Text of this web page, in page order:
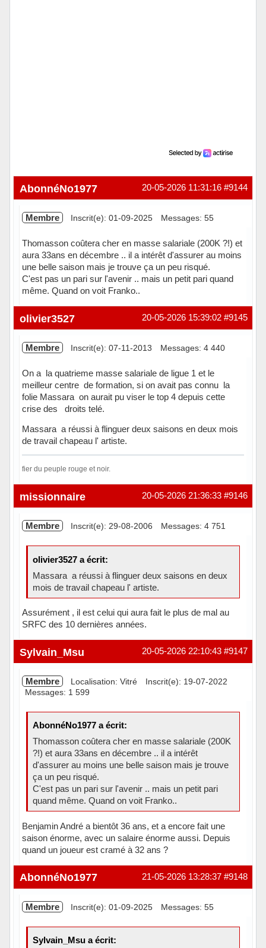
#9144
20-05-2026 11:31:16
AbonnéNo1977
Membre Inscrit(e): 01-09-2025 Messages: 55
Thomasson coûtera cher en masse salariale (200K ?!) et
aura 33ans en décembre .. il a intérêt d'assurer au moins
une belle saison mais je trouve ça un peu risqué.
C'est pas un pari sur l'avenir .. mais un petit pari quand
même. Quand on voit Franko..
Hors ligne #9145
20-05-2026 15:39:02
olivier3527
Membre Inscrit(e): 07-11-2013 Messages: 4 440
On a la quatrieme masse salariale de ligue 1 et le
meilleur centre de formation, si on avait pas connu la
folie Massara on aurait pu viser le top 4 depuis cette
crise des droits telé.
Massara a réussi à flinguer deux saisons en deux mois
de travail chapeau l' artiste.
fier du peuple rouge et noir.
Hors ligne #9146
20-05-2026 21:36:33
missionnaire
Membre Inscrit(e): 29-08-2006 Messages: 4 751
olivier3527 a écrit:
Massara a réussi à flinguer deux saisons en deux
mois de travail chapeau l' artiste.
Assurément , il est celui qui aura fait le plus de mal au
SRFC des 10 dernières années.
Hors ligne #9147
20-05-2026 22:10:43
Sylvain_Msu
Membre Localisation: Vitré
Inscrit(e): 19-07-2022
Messages: 1 599
AbonnéNo1977 a écrit:
Thomasson coûtera cher en masse salariale (200K
?!) et aura 33ans en décembre .. il a intérêt
d'assurer au moins une belle saison mais je trouve
ça un peu risqué.
C'est pas un pari sur l'avenir .. mais un petit pari
quand même. Quand on voit Franko..
Benjamin André a bientôt 36 ans, et a encore fait une
saison énorme, avec un salaire énorme aussi. Depuis
quand un joueur est cramé à 32 ans ?
Hors ligne #9148
21-05-2026 13:28:37
AbonnéNo1977
Membre Inscrit(e): 01-09-2025 Messages: 55
Sylvain_Msu a écrit: